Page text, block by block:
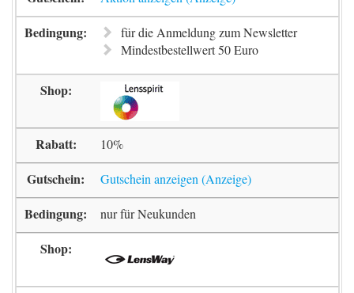
für die Anmeldung zum Newsletter
Mindestbestellwert 50 Euro
10%
Gutschein anzeigen
nur für Neukunden